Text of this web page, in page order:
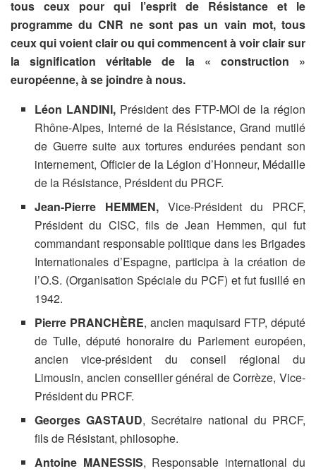
tous ceux pour qui l’esprit de Résistance et le
programme du CNR ne sont pas un vain mot, tous
ceux qui voient clair ou qui commencent à voir clair sur
la signification véritable de la « construction »
européenne, à se joindre à nous.
Léon LANDINI, Président des FTP-MOI de la région
Rhône-Alpes, Interné de la Résistance, Grand mutilé
de Guerre suite aux tortures endurées pendant son
internement, Officier de la Légion d’Honneur, Médaille
de la Résistance, Président du PRCF.
Jean-Pierre HEMMEN,Vice-Président du PRCF,
Président du CISC, fils de Jean Hemmen, qui fut
commandant responsable politique dans les Brigades
Internationales d’Espagne, participa à la création de
l’O.S. (Organisation Spéciale du PCF) et fut fusillé en
1942.
Pierre PRANCHÈRE, ancien maquisard FTP, député
de Tulle, député honoraire du Parlement européen,
ancien vice-président du conseil régional du
Limousin, ancien conseiller général de Corrèze, Vice-
Président du PRCF.
Georges GASTAUD, Secrétaire national du PRCF,
fils de Résistant, philosophe.
Antoine MANESSIS, Responsable international du